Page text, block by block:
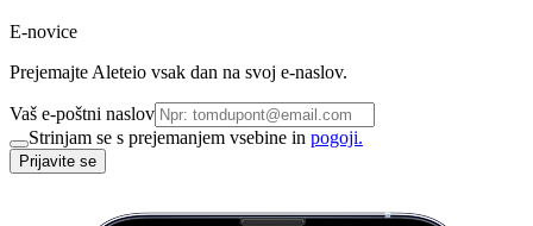
E-novice
Prejemajte Aleteio vsak dan na svoj e-naslov.
Vaš e-poštni naslov
Strinjam se s prejemanjem vsebine in pogoji.
Prijavite se